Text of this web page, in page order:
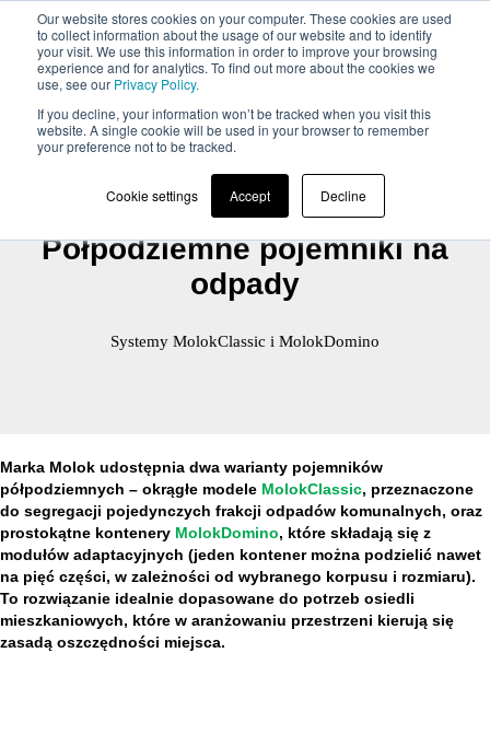
Our website stores cookies on your computer. These cookies are used
to collect information about the usage of our website and to identify
your visit. We use this information in order to improve your browsing
experience and for analytics. To find out more about the cookies we
use, see our Privacy Policy.
If you decline, your information won’t be tracked when you visit this
website. A single cookie will be used in your browser to remember
your preference not to be tracked.
Cookie settings Accept Decline
Półpodziemne pojemniki na
odpady
Systemy MolokClassic i MolokDomino
Marka Molok udostępnia dwa warianty pojemników
półpodziemnych – okrągłe modele MolokClassic, przeznaczone
do segregacji pojedynczych frakcji odpadów komunalnych, oraz
prostokątne kontenery MolokDomino, które składają się z
modułów adaptacyjnych (jeden kontener można podzielić nawet
na pięć części, w zależności od wybranego korpusu i rozmiaru).
To rozwiązanie idealnie dopasowane do potrzeb osiedli
mieszkaniowych, które w aranżowaniu przestrzeni kierują się
zasadą oszczędności miejsca.